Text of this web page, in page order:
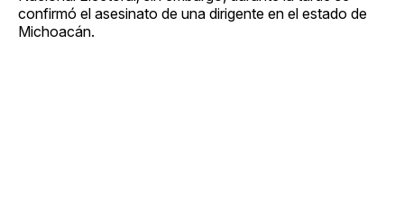
confirmó el asesinato de una dirigente en el estado de
Michoacán.